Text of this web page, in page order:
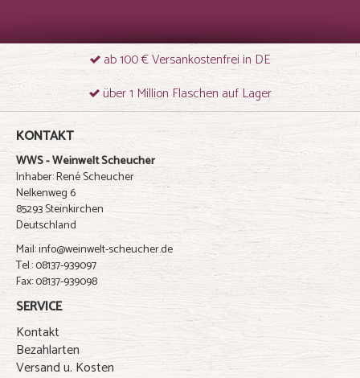
ab 100 € Versankostenfrei in DE
über 1 Million Flaschen auf Lager
KONTAKT
WWS - Weinwelt Scheucher
Inhaber: René Scheucher
Nelkenweg 6
85293 Steinkirchen
Deutschland
Mail: info@weinwelt-scheucher.de
Tel.: 08137-939097
Fax: 08137-939098
SERVICE
Kontakt
Bezahlarten
Versand u. Kosten